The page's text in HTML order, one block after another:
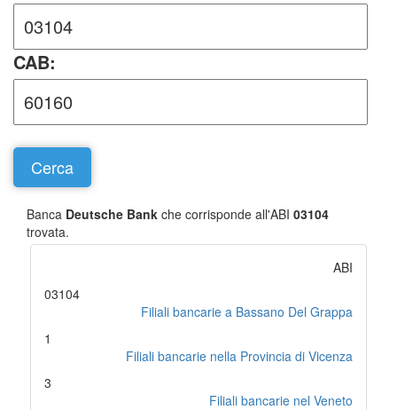
CAB:
Banca Deutsche Bank che corrisponde all'ABI 03104
trovata.
ABI
03104
Filiali bancarie a Bassano Del Grappa
1
Filiali bancarie nella Provincia di Vicenza
3
Filiali bancarie nel Veneto